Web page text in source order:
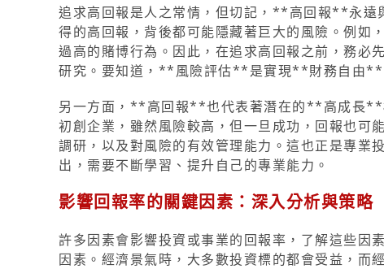
追求高回報是人之常情，但切記，**高回報**永
得的高回報，背後都可能隱藏著巨大的風險。例如
過高的賭博行為。因此，在追求高回報之前，務必
研究。要知道，**風險評估**是實現**財務自由**
另一方面，**高回報**也代表著潛在的**高成長**
初創企業，雖然風險較高，但一旦成功，回報也可
調研，以及對風險的有效管理能力。這也正是專
出，需要不斷學習、提升自己的專業能力。
影響回報率的關鍵因素：深入分析與策略
許多因素會影響投資或事業的回報率，了解這些
因素。經濟景氣時，大多數投資標的都會受益，